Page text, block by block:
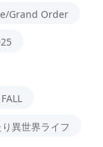
Grand Order
異世界ライフ